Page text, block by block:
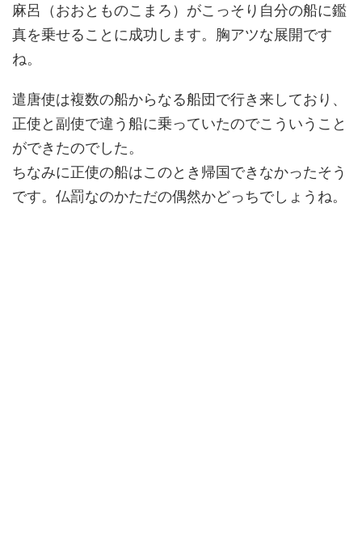
麻呂（おおとものこまろ）がこっそり自分の船に鑑
真を乗せることに成功します。胸アツな展開です
ね。
遣唐使は複数の船からなる船団で行き来しており、
正使と副使で違う船に乗っていたのでこういうこと
ができたのでした。
ちなみに正使の船はこのとき帰国できなかったそう
です。仏罰なのかただの偶然かどっちでしょうね。